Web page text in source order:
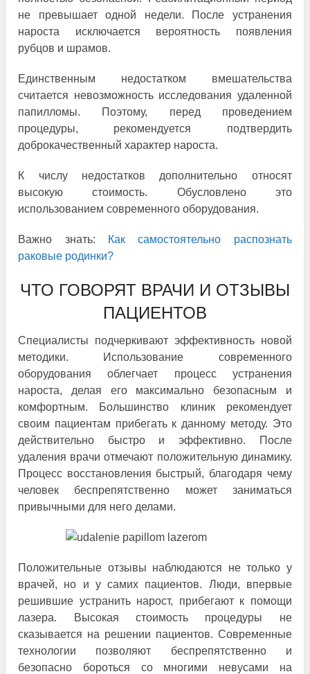
не превышает одной недели. После устранения
нароста исключается вероятность появления
рубцов и шрамов.
Единственным недостатком вмешательства
считается невозможность исследования удаленной
папилломы. Поэтому, перед проведением
процедуры, рекомендуется подтвердить
доброкачественный характер нароста.
К числу недостатков дополнительно относят
высокую стоимость. Обусловлено это
использованием современного оборудования.
Важно знать:
Как самостоятельно распознать
раковые родинки?
ЧТО ГОВОРЯТ ВРАЧИ И ОТЗЫВЫ
ПАЦИЕНТОВ
Специалисты подчеркивают эффективность новой
методики. Использование современного
оборудования облегчает процесс устранения
нароста, делая его максимально безопасным и
комфортным. Большинство клиник рекомендует
своим пациентам прибегать к данному методу. Это
действительно быстро и эффективно. После
удаления врачи отмечают положительную динамику.
Процесс восстановления быстрый, благодаря чему
человек беспрепятственно может заниматься
привычными для него делами.
Положительные отзывы наблюдаются не только у
врачей, но и у самих пациентов. Люди, впервые
решившие устранить нарост, прибегают к помощи
лазера. Высокая стоимость процедуры не
сказывается на решении пациентов. Современные
технологии позволяют беспрепятственно и
безопасно бороться со многими невусами на